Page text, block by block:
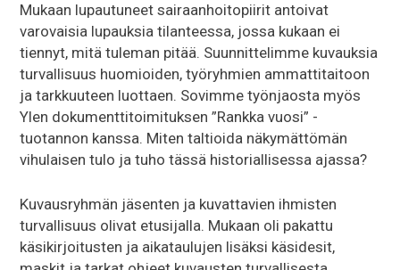
Mukaan lupautuneet sairaanhoitopiirit antoivat
varovaisia lupauksia tilanteessa, jossa kukaan ei
tiennyt, mitä tuleman pitää. Suunnittelimme kuvauksia
turvallisuus huomioiden, työryhmien ammattitaitoon
ja tarkkuuteen luottaen. Sovimme työnjaosta myös
Ylen dokumenttitoimituksen ”Rankka vuosi” -
tuotannon kanssa. Miten taltioida näkymättömän
vihulaisen tulo ja tuho tässä historiallisessa ajassa?
Kuvausryhmän jäsenten ja kuvattavien ihmisten
turvallisuus olivat etusijalla. Mukaan oli pakattu
käsikirjoitusten ja aikataulujen lisäksi käsidesit,